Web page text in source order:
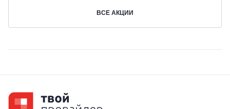
ВСЕ АКЦИИ